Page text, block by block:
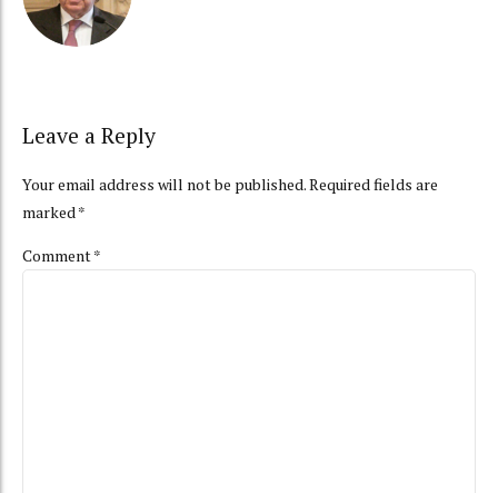
Leave a Reply
Your email address will not be published. Required fields are
marked *
Comment*